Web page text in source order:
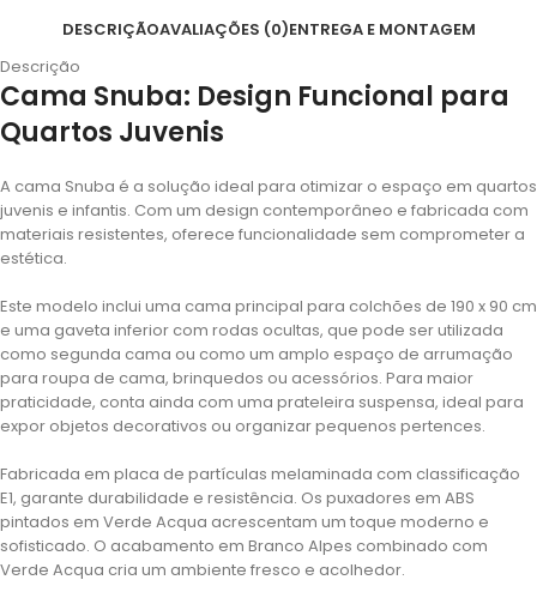
DESCRIÇÃOAVALIAÇÕES (0)ENTREGA E MONTAGEM
Descrição
Cama Snuba: Design Funcional para
Quartos Juvenis
A cama Snuba é a solução ideal para otimizar o espaço em quartos
juvenis e infantis. Com um design contemporâneo e fabricada com
materiais resistentes, oferece funcionalidade sem comprometer a
estética.
Este modelo inclui uma cama principal para colchões de 190 x 90 cm
e uma gaveta inferior com rodas ocultas, que pode ser utilizada
como segunda cama ou como um amplo espaço de arrumação
para roupa de cama, brinquedos ou acessórios. Para maior
praticidade, conta ainda com uma prateleira suspensa, ideal para
expor objetos decorativos ou organizar pequenos pertences.
Fabricada em placa de partículas melaminada com classificação
E1, garante durabilidade e resistência. Os puxadores em ABS
pintados em Verde Acqua acrescentam um toque moderno e
sofisticado. O acabamento em Branco Alpes combinado com
Verde Acqua cria um ambiente fresco e acolhedor.